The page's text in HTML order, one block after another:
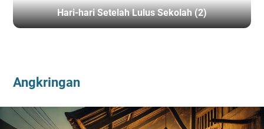
Hari-hari Setelah Lulus Sekolah (2)
Angkringan